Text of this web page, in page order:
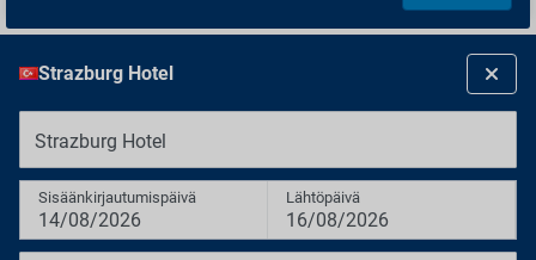
Strazburg Hotel
Strazburg Hotel
Sisäänkirjautumispäivä
14/08/2026
Lähtöpäivä
16/08/2026